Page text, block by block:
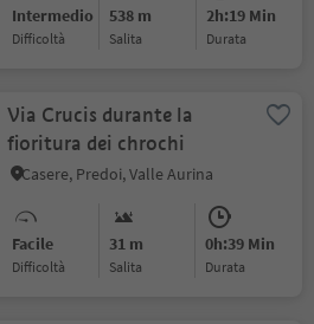
Intermedio
Difficoltà
538 m
Salita
2h:19 Min
durata
Via Crucis durante la
fioritura dei chrochi
Casere, Predoi, Valle Aurina
Facile
Difficoltà
31 m
Salita
0h:39 Min
durata